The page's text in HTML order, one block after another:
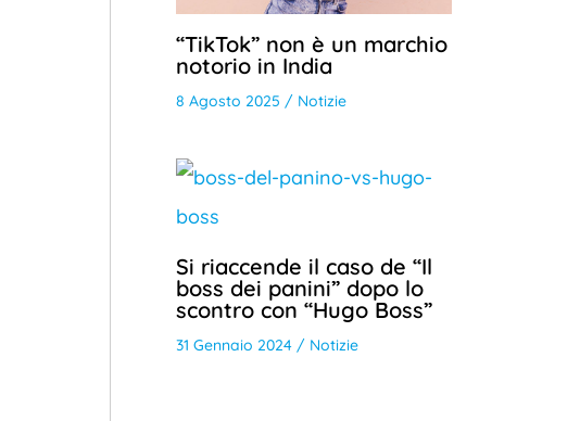
“TikTok” non è un marchio
notorio in India
8 Agosto 2025 / Notizie
Si riaccende il caso de “Il
boss dei panini” dopo lo
scontro con “Hugo Boss”
31 Gennaio 2024 / Notizie